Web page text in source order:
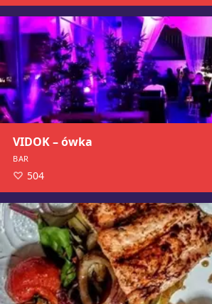
VIDOK – ówka
BAR
504